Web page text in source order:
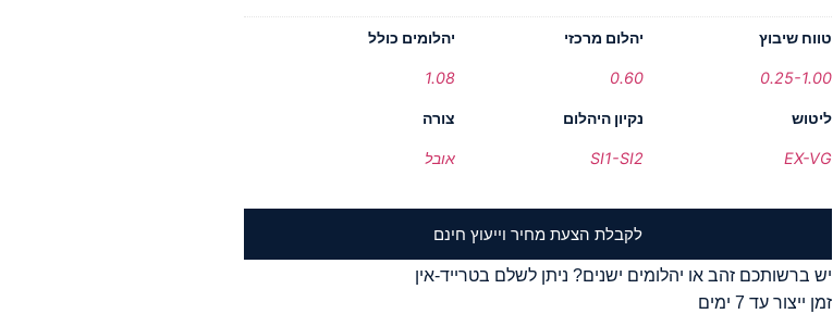
טווח שיבוץ
0.25-1.00
יהלום מרכזי
0.60
יהלומים כולל
1.08
ליטוש
EX-VG
נקיון היהלום
SI1-SI2
צורה
אובל
לקבלת הצעת מחיר וייעוץ חינם
יש ברשותכם זהב או יהלומים ישנים? ניתן לשלם בטרייד-אין
זמן ייצור עד 7 ימים